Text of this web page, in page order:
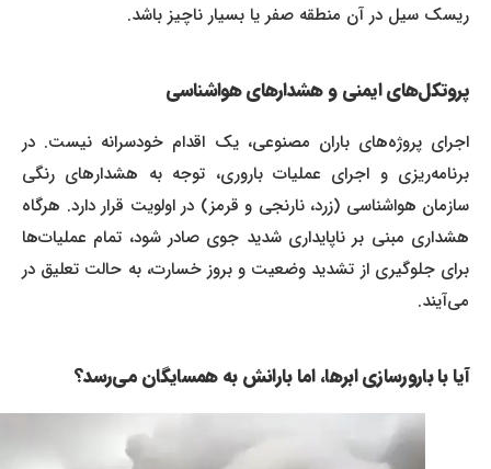
ریسک سیل در آن منطقه صفر یا بسیار ناچیز باشد.
پروتکل‌های ایمنی و هشدارهای هواشناسی
اجرای پروژه‌های باران مصنوعی، یک اقدام خودسرانه نیست. در
برنامه‌ریزی و اجرای عملیات باروری، توجه به هشدارهای رنگی
سازمان هواشناسی (زرد، نارنجی و قرمز) در اولویت قرار دارد. هرگاه
هشداری مبنی بر ناپایداری شدید جوی صادر شود، تمام عملیات‌ها
برای جلوگیری از تشدید وضعیت و بروز خسارت، به حالت تعلیق در
می‌آیند.
آیا با بارورسازی ابرها، اما بارانش به همسایگان می‌رسد؟